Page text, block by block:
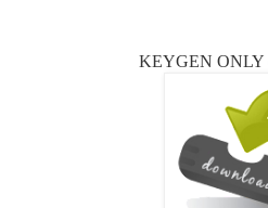
KEYGEN ONLY